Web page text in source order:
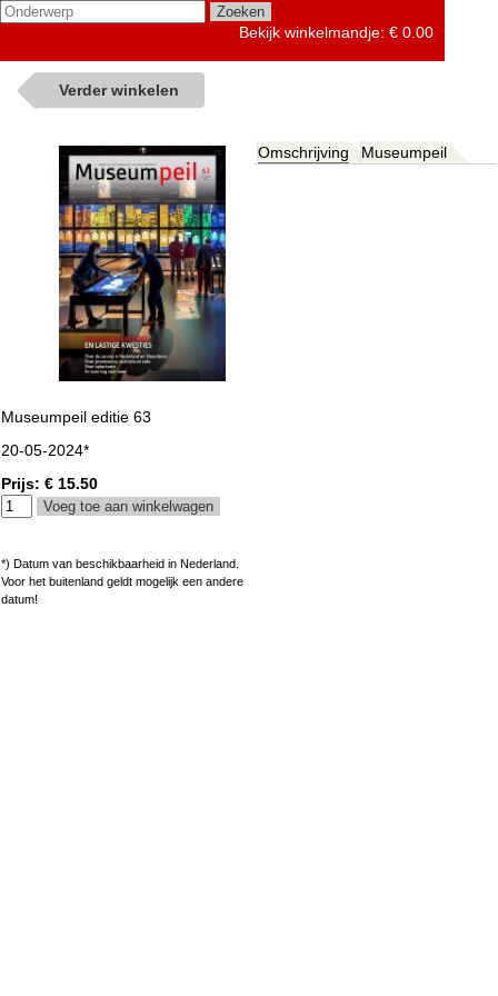
Bekijk winkelmandje: € 0.00
Verder winkelen
Omschrijving Museumpeil
Museumpeil editie 63
20-05-2024*
Prijs: € 15.50
*) Datum van beschikbaarheid in Nederland.
Voor het buitenland geldt mogelijk een andere
datum!